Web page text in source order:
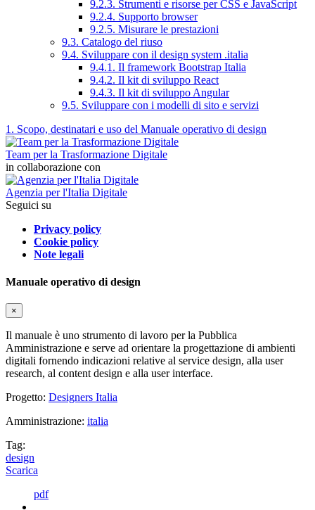
9.2.3. Strumenti e risorse per CSS e JavaScript
9.2.4. Supporto browser
9.2.5. Misurare le prestazioni
9.3. Catalogo del riuso
9.4. Sviluppare con il design system .italia
9.4.1. Il framework Bootstrap Italia
9.4.2. Il kit di sviluppo React
9.4.3. Il kit di sviluppo Angular
9.5. Sviluppare con i modelli di sito e servizi
1. Scopo, destinatari e uso del Manuale operativo di design
Team per la Trasformazione Digitale
in collaborazione con
Agenzia per l'Italia Digitale
Seguici su
Privacy policy
Cookie policy
Note legali
Manuale operativo di design
×
Il manuale è uno strumento di lavoro per la Pubblica
Amministrazione e serve ad orientare la progettazione di ambienti
digitali fornendo indicazioni relative al service design, alla user
research, al content design e alla user interface.
Progetto: Designers Italia
Amministrazione: italia
Tag:
design
Scarica
pdf